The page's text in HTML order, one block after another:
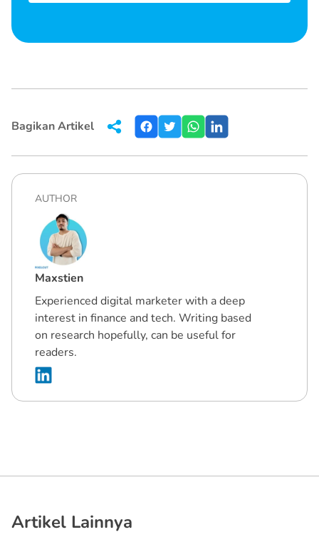
Bagikan Artikel
AUTHOR
Maxstien
Experienced digital marketer with a deep
interest in finance and tech. Writing based
on research hopefully, can be useful for
readers.
Artikel Lainnya